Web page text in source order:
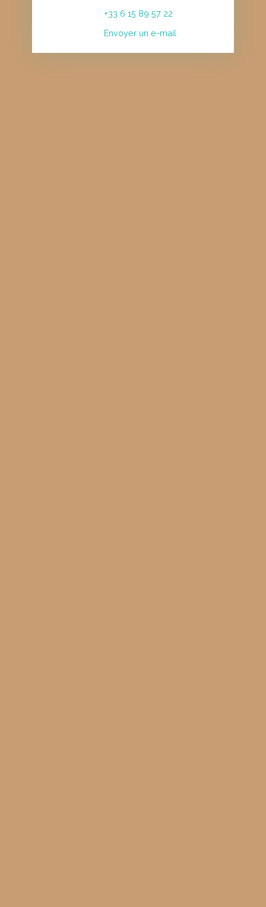
+33 6 15 89 57 22
Envoyer un e-mail